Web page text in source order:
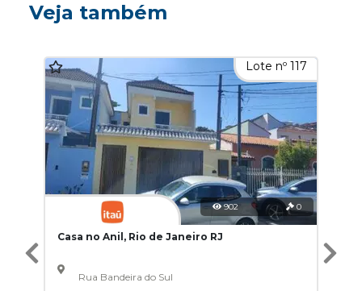
Veja também
Lote nº 117
902 0
Casa no Anil, Rio de Janeiro RJ
Rua Bandeira do Sul